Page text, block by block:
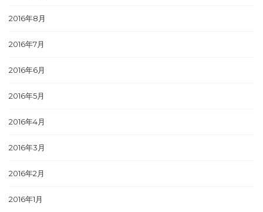
2016年8月
2016年7月
2016年6月
2016年5月
2016年4月
2016年3月
2016年2月
2016年1月